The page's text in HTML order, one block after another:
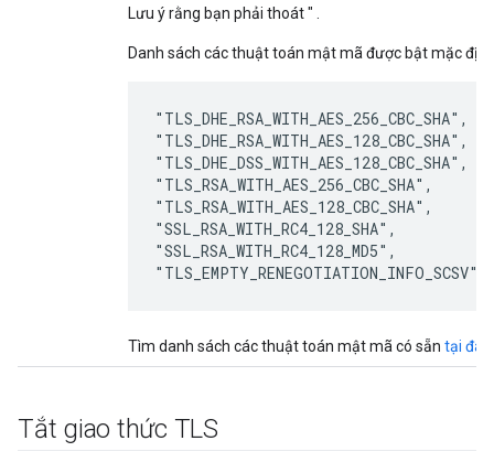
Lưu ý rằng bạn phải thoát " .
Danh sách các thuật toán mật mã được bật mặc
"TLS_DHE_RSA_WITH_AES_256_CBC_SHA",
"TLS_DHE_RSA_WITH_AES_128_CBC_SHA",
"TLS_DHE_DSS_WITH_AES_128_CBC_SHA",
"TLS_RSA_WITH_AES_256_CBC_SHA",
"TLS_RSA_WITH_AES_128_CBC_SHA",
"SSL_RSA_WITH_RC4_128_SHA",
"SSL_RSA_WITH_RC4_128_MD5",
"TLS_EMPTY_RENEGOTIATION_INFO_SCSV"
Tìm danh sách các thuật toán mật mã có sẵn tại đây
Tắt giao thức TLS